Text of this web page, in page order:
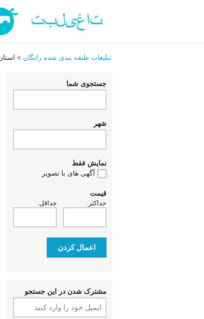
تبلیغات طبقه بندی شده رایگان >
جستجوی شما
شهر
نمایش فقط
آگهی های با تصویر
قیمت
حداقل. حداکثر.
اعمال کردن
مشترک شدن در این جستجو